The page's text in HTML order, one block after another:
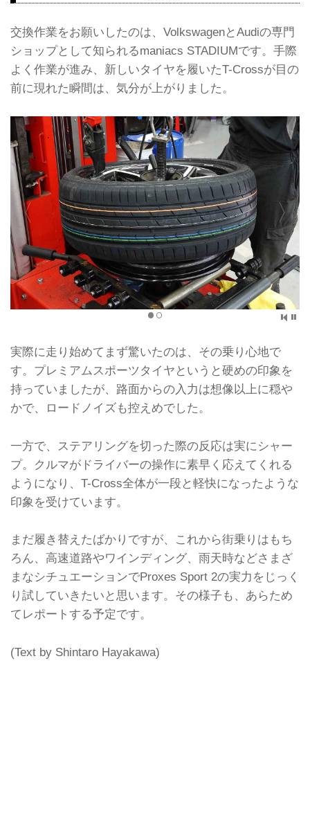
交換作業をお願いしたのは、VolkswagenとAudiの専門
ショップとして知られるmaniacs STADIUMです。手際
よく作業が進み、新しいタイヤを履いたT-Crossが目の
前に現れた瞬間は、気分が上がりました。
実際に走り始めてまず驚いたのは、その乗り心地で
す。プレミアムスポーツタイヤというと硬めの印象を
持っていましたが、路面からの入力は想像以上に穏や
かで、ロードノイズも控えめでした。
一方で、ステアリングを切った際の反応は実にシャー
プ。クルマがドライバーの操作に素早く応えてくれる
ようになり、T-Cross全体が一段と軽快になったような
印象を受けています。
まだ履き替えたばかりですが、これから街乗りはもち
ろん、高速道路やワインディング、雨天時などさまざ
まなシチュエーションでProxes Sport 2の実力をじっく
り試していきたいと思います。その様子も、あらため
てレポートする予定です。
(Text by Shintaro Hayakawa)